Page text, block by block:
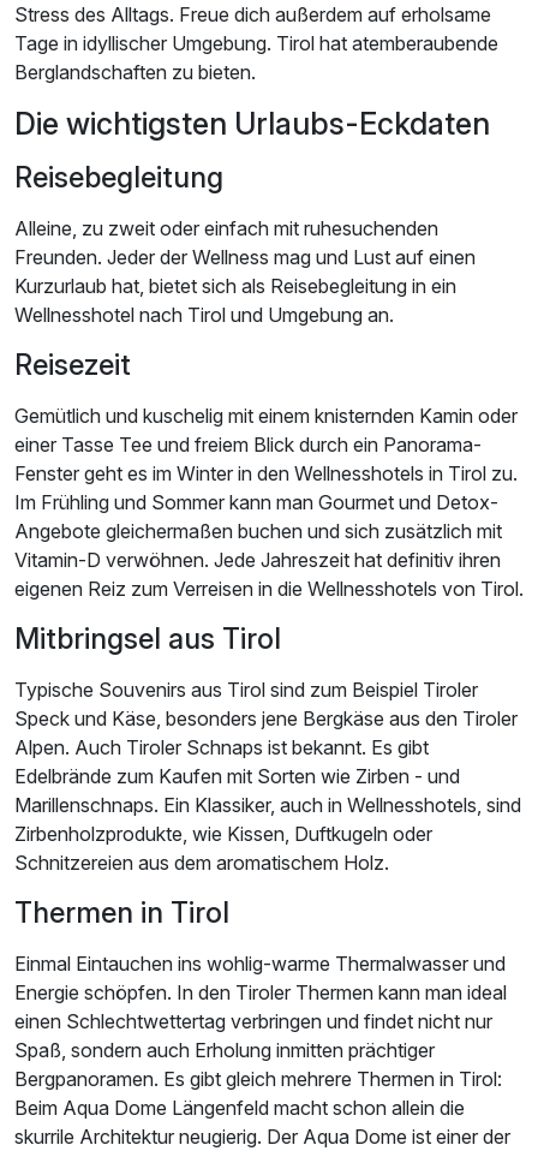
Stress des Alltags. Freue dich außerdem auf erholsame
Tage in idyllischer Umgebung. Tirol hat atemberaubende
Berglandschaften zu bieten.
Die wichtigsten Urlaubs-Eckdaten
Reisebegleitung
Alleine, zu zweit oder einfach mit ruhesuchenden
Freunden. Jeder der Wellness mag und Lust auf einen
Kurzurlaub hat, bietet sich als Reisebegleitung in ein
Wellnesshotel nach Tirol und Umgebung an.
Reisezeit
Gemütlich und kuschelig mit einem knisternden Kamin oder
einer Tasse Tee und freiem Blick durch ein Panorama-
Fenster geht es im Winter in den Wellnesshotels in Tirol zu.
Im Frühling und Sommer kann man Gourmet und Detox-
Angebote gleichermaßen buchen und sich zusätzlich mit
Vitamin-D verwöhnen. Jede Jahreszeit hat definitiv ihren
eigenen Reiz zum Verreisen in die Wellnesshotels von Tirol.
Mitbringsel aus Tirol
Typische Souvenirs aus Tirol sind zum Beispiel Tiroler
Speck und Käse, besonders jene Bergkäse aus den Tiroler
Alpen. Auch Tiroler Schnaps ist bekannt. Es gibt
Edelbrände zum Kaufen mit Sorten wie Zirben - und
Marillenschnaps. Ein Klassiker, auch in Wellnesshotels, sind
Zirbenholzprodukte, wie Kissen, Duftkugeln oder
Schnitzereien aus dem aromatischem Holz.
Thermen in Tirol
Einmal Eintauchen ins wohlig-warme Thermalwasser und
Energie schöpfen. In den Tiroler Thermen kann man ideal
einen Schlechtwettertag verbringen und findet nicht nur
Spaß, sondern auch Erholung inmitten prächtiger
Bergpanoramen. Es gibt gleich mehrere Thermen in Tirol:
Beim Aqua Dome Längenfeld macht schon allein die
skurrile Architektur neugierig. Der Aqua Dome ist einer der